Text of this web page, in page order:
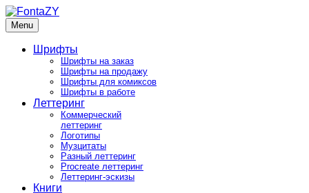
Skip
to
content
FontaZY
Fonts and pictures by Zakhar Yaschin
Menu
Шрифты
Шрифты на заказ
Шрифты на продажу
Шрифты для комиксов
Шрифты в работе
Леттеринг
Коммерческий
леттеринг
Логотипы
Музцитаты
Разный леттеринг
Procreate леттеринг
Леттеринг-эскизы
Книги